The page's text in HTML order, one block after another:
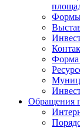
Формы
Форма
Обращения